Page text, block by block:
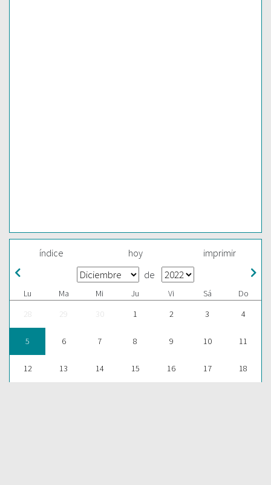
índice hoy imprimir
de
Lu Ma Mi Ju Vi Sá
Do
28
29 30 1 2 3 4
5 6 7 8 9 10 11
12 13 14 15 16 17 18